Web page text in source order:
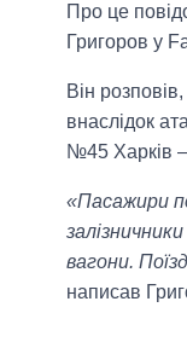
Про це
Григоров у
Він
внаслідок
№45 Харків
«Пасажири
вагони.
написав